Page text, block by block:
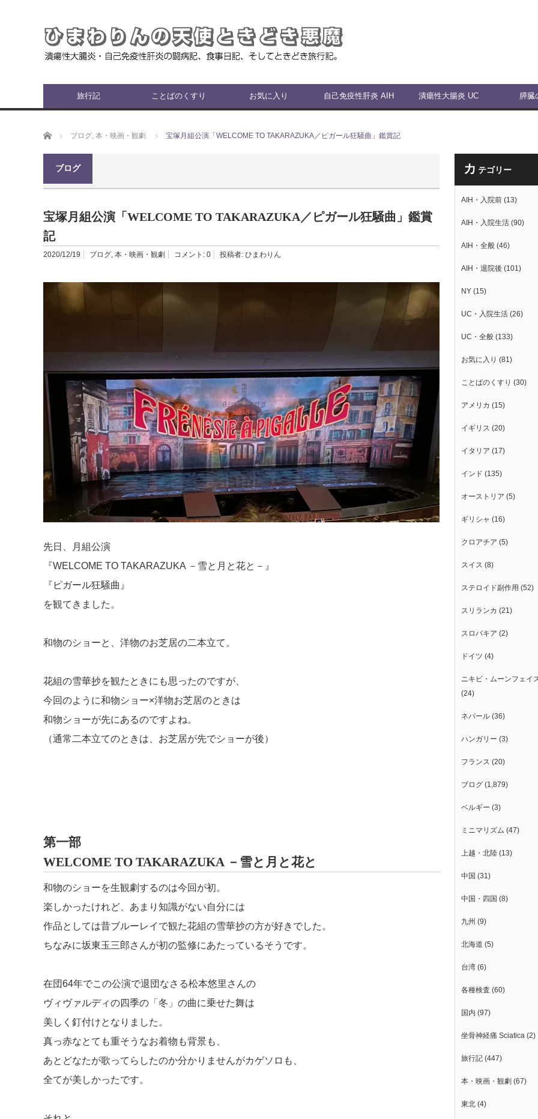
旅行記 ことばのくすり お気に入り 自己免疫性肝炎 AIH 潰瘍性大腸炎 UC 膵臓
ホーム ブログ, 本・映画・観劇 宝塚月組公演「WELCOME TO TAKARAZUKA／ピガール狂騒曲」鑑賞記
ブログ
宝塚月組公演「WELCOME TO TAKARAZUKA／ピガール狂騒曲」鑑賞
記
2020/12/19 ブログ, 本・映画・観劇 コメント: 0 投稿者: ひまわりん
先日、月組公演
『WELCOME TO TAKARAZUKA －雪と月と花と－』
『ピガール狂騒曲』
を観てきました。
和物のショーと、洋物のお芝居の二本立て。
花組の雪華抄を観たときにも思ったのですが、
今回のように和物ショー×洋物お芝居のときは
和物ショーが先にあるのですよね。
（通常二本立てのときは、お芝居が先でショーが後）
第一部
WELCOME TO TAKARAZUKA －雪と月と花と
和物のショーを生観劇するのは今回が初。
楽しかったけれど、あまり知識がない自分には
作品としては昔ブルーレイで観た花組の雪華抄の方が好きでした。
ちなみに坂東玉三郎さんが初の監修にあたっているそうです。
在団64年でこの公演で退団なさる松本悠里さんの
ヴィヴァルディの四季の「冬」の曲に乗せた舞は
美しく釘付けとなりました。
真っ赤なとても重そうなお着物も背景も、
あとどなたが歌ってらしたのか分かりませんがカゲソロも、
全てが美しかったです。
カ テゴリー
AIH・入院前 (13)
AIH・入院生活 (90)
AIH・全般 (46)
AIH・退院後 (101)
NY (15)
UC・入院生活 (26)
UC・全般 (133)
お気に入り (81)
ことばのくすり (30)
アメリカ (15)
イギリス (20)
イタリア (17)
インド (135)
オーストリア (5)
ギリシャ (16)
クロアチア (5)
スイス (8)
ステロイド副作用 (52)
スリランカ (21)
スロバキア (2)
ドイツ (4)
ニキビ・ムーンフェイ
(24)
ネパール (36)
ハンガリー (3)
フランス (20)
ブログ (1,879)
ベルギー (3)
ミニマリズム (47)
上越・北陸 (13)
中国 (31)
中国・四国 (8)
九州 (9)
北海道 (5)
台湾 (6)
各種検査 (60)
国内 (97)
坐骨神経痛 Sciatica (2)
旅行記 (447)
本・映画・観劇 (67)
東北 (4)